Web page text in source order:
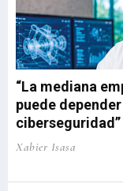
“La mediana
puede
ciberseguridad”
Xabier Isasa